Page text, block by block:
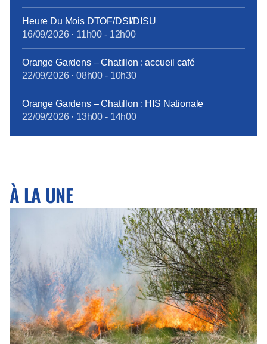
Heure Du Mois DTOF/DSI/DISU
16/09/2026· 11h00 - 12h00
Orange Gardens – Chatillon : accueil café
22/09/2026· 08h00 - 10h30
Orange Gardens – Chatillon : HIS Nationale
22/09/2026· 13h00 - 14h00
À LA UNE